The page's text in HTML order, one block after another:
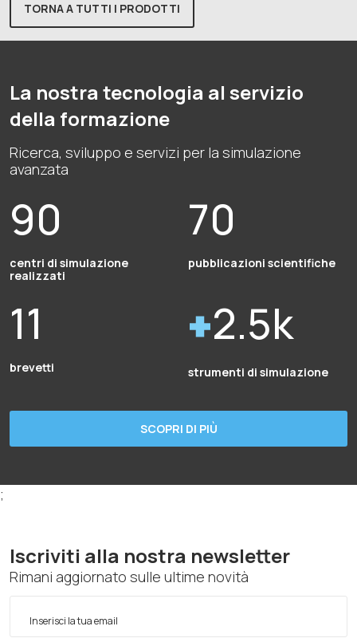
TORNA A TUTTI I PRODOTTI
La nostra tecnologia al servizio
della formazione
Ricerca, sviluppo e servizi per la simulazione
avanzata
90
centri di simulazione
realizzati
70
pubblicazioni scientifiche
11
brevetti
2.5k
strumenti di simulazione
SCOPRI DI PIÙ
;
Iscriviti alla nostra newsletter
Rimani aggiornato sulle ultime novità